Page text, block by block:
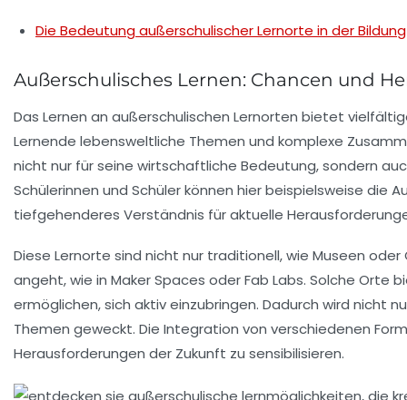
Die Bedeutung außerschulischer Lernorte in der Bildung
Außerschulisches Lernen: Chancen und
Das Lernen an außerschulischen Lernorten bietet
Lernende lebensweltliche Themen und komplexe
nicht nur für seine wirtschaftliche Bedeutung, sondern
Schülerinnen und Schüler können hier beispielsweise die
tiefgehenderes Verständnis für aktuelle
Diese Lernorte sind nicht nur traditionell, wie Museen oder
angeht, wie in Maker Spaces oderFab Labs. Solche Orte
ermöglichen, sich aktiv einzubringen. Dadurch wird nicht
Themen geweckt. Die Integration von verschiedenen
Herausforderungen der Zukunft zu sensibilisieren.